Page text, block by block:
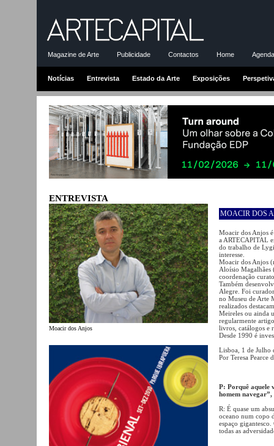
Magazine de Arte Publicidade Contactos Home
Notícias Entrevista Estado da Arte Exposições
ENTREVISTA
Moacir dos Anjos
MOACIR DOS
Moacir dos Anjos
a ARTECAPITAL
do trabalho de
interesse.
Moacir dos Anjos
Aloísio
coordenação
Também
Alegre. Foi
no Museu de Arte
realizados
Meireles ou ainda
regularmente
livros, catálogos e
Desde 1990 é
Lisboa, 1 de Julho
Por Teresa Pearce
P: Porquê aquele
homem navegar”,
R: É quase um
oceano num copo
espaço
todas as